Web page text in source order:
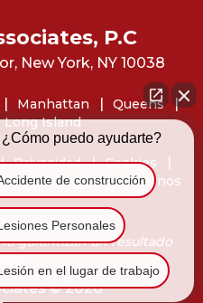
P.C
New York, NY 10038
abogados
garantizan un resultado
© 2026
Manhattan
Queens
Long Island
Privacidad
Cookies
Dónde encontrarnos
puedo ayudarte?
de construcción
Personales
en el lugar de trabajo